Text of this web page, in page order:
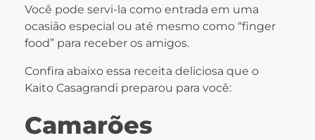
Você pode servi-la como entrada em uma
ocasião especial ou até mesmo como “finger
food” para receber os amigos.
Confira abaixo essa receita deliciosa que o
Kaito Casagrandi preparou para você:
Camarões